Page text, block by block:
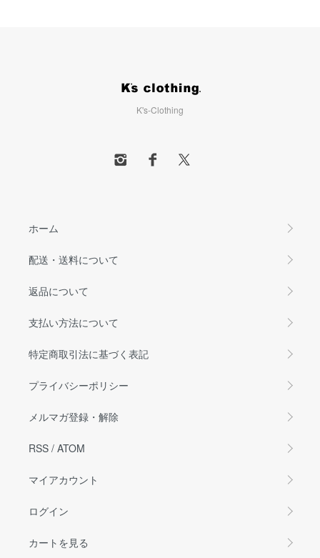
K's-Clothing
ホーム
配送・送料について
返品について
支払い方法について
特定商取引法に基づく表記
プライバシーポリシー
メルマガ登録・解除
RSS / ATOM
マイアカウント
ログイン
カートを見る